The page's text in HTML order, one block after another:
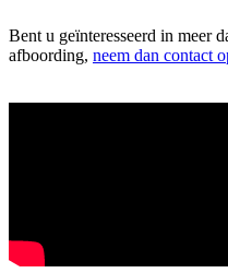
Bent u geïnteresseerd in meer
afboording, neem dan contact